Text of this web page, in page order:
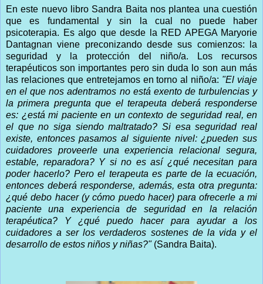
En este nuevo libro Sandra Baita nos plantea una cuestión
que es fundamental y sin la cual no puede haber
psicoterapia. Es algo que desde la RED APEGA Maryorie
Dantagnan viene preconizando desde sus comienzos: la
seguridad y la protección del niño/a. Los recursos
terapéuticos son importantes pero sin duda lo son aun más
las relaciones que entretejamos en torno al niño/a: "El viaje
en el que nos adentramos no está exento de turbulencias y
la primera pregunta que el terapeuta deberá responderse
es: ¿está mi paciente en un contexto de seguridad real, en
el que no siga siendo maltratado? Si esa seguridad real
existe, entonces pasamos al siguiente nivel: ¿pueden sus
cuidadores proveerle una experiencia relacional segura,
estable, reparadora? Y si no es así ¿qué necesitan para
poder hacerlo? Pero el terapeuta es parte de la ecuación,
entonces deberá responderse, además, esta otra pregunta:
¿qué debo hacer (y cómo puedo hacer) para ofrecerle a mi
paciente una experiencia de seguridad en la relación
terapéutica? Y ¿qué puedo hacer para ayudar a los
cuidadores a ser los verdaderos sostenes de la vida y el
desarrollo de estos niños y niñas?" (Sandra Baita).